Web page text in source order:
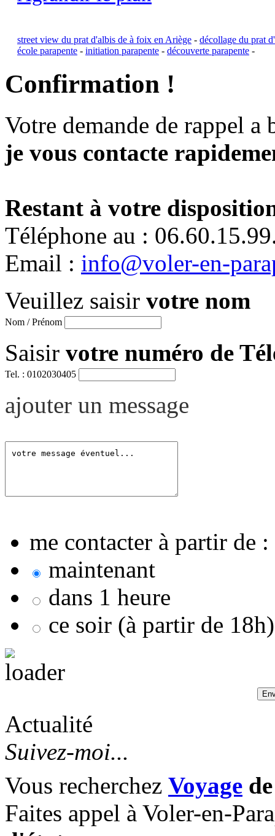
street view du prat d'albis de à foix en Ariège - décollage du prat
école parapente - initiation parapente - découverte parapente -
Confirmation !
Votre demande de rappel a
je vous contacte
Restant à votre
Téléphone au :
Email : info@voler-en-
Veuillez saisir votre nom
Nom / Prénom
Saisir votre numéro de
Tel. : 0102030405
ajouter un message
me contacter à partir de :
maintenant
dans 1 heure
ce soir (à partir de 18h)
Actualité
Suivez-moi...
Vous recherchez Voyage
Faites appel à Voler-en-